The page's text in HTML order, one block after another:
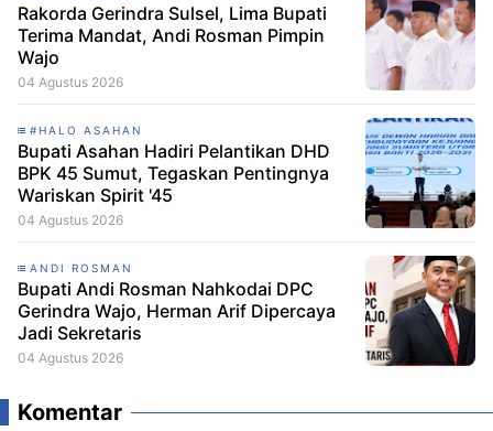
Rakorda Gerindra Sulsel, Lima Bupati
Terima Mandat, Andi Rosman Pimpin
Wajo
04 Agustus 2026
#HALO ASAHAN
Bupati Asahan Hadiri Pelantikan DHD
BPK 45 Sumut, Tegaskan Pentingnya
Wariskan Spirit '45
04 Agustus 2026
ANDI ROSMAN
Bupati Andi Rosman Nahkodai DPC
Gerindra Wajo, Herman Arif Dipercaya
Jadi Sekretaris
04 Agustus 2026
Komentar